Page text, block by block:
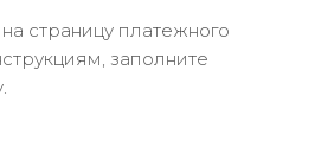
страницу платежного
заполните